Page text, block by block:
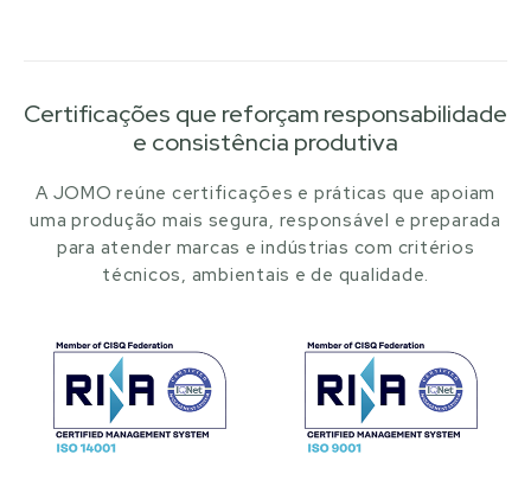
Certificações que reforçam responsabilidade
e consistência produtiva
A JOMO reúne certificações e práticas que apoiam
uma produção mais segura, responsável e preparada
para atender marcas e indústrias com critérios
técnicos, ambientais e de qualidade.